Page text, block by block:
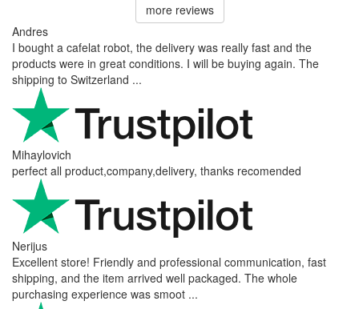
more reviews
Andres
I bought a cafelat robot, the delivery was really fast and the
products were in great conditions. I will be buying again. The
shipping to Switzerland ...
Mihaylovich
perfect all product,company,delivery, thanks recomended
Nerijus
Excellent store! Friendly and professional communication, fast
shipping, and the item arrived well packaged. The whole
purchasing experience was smoot ...